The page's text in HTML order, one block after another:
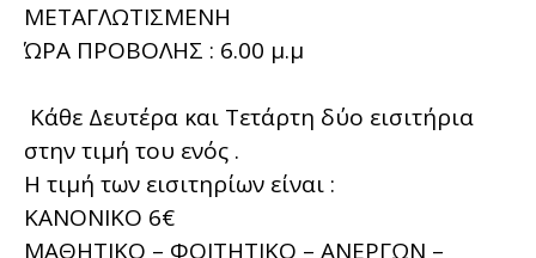
ΜΕΤΑΓΛΩΤΙΣΜΕΝΗ
ΏΡΑ ΠΡΟΒΟΛΗΣ : 6.00 μ.μ
Κάθε Δευτέρα και Τετάρτη δύο εισιτήρια
στην τιμή του ενός .
Η τιμή των εισιτηρίων είναι :
ΚΑΝΟΝΙΚΟ 6€
ΜΑΘΗΤΙΚΟ – ΦΟΙΤΗΤΙΚΟ – ΑΝΕΡΓΩΝ –